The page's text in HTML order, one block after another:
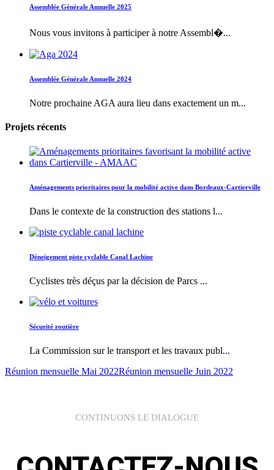
Assemblée Générale Annuelle 2025
Nous vous invitons à participer à notre Assembl�...
Assemblée Générale Annuelle 2024
Notre prochaine AGA aura lieu dans exactement un m...
Projets récents
Aménagements prioritaires pour la mobilité active dans Bordeaux-Cartierville
Dans le contexte de la construction des stations l...
Déneigement piste cyclable Canal Lachine
Cyclistes très déçus par la décision de Parcs ...
Sécurité routière
La Commission sur le transport et les travaux publ...
Réunion mensuelle Mai 2022Réunion mensuelle Juin 2022
CONTINUONS LE DIALOGUE